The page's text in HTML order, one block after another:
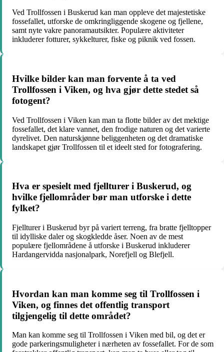
Ved Trollfossen i Buskerud kan man oppleve det majestetiske
fossefallet, utforske de omkringliggende skogene og fjellene,
samt nyte vakre panoramautsikter. Populære aktiviteter
inkluderer fotturer, sykkelturer, fiske og piknik ved fossen.
Hvilke bilder kan man forvente å ta ved
Trollfossen i Viken, og hva gjør dette stedet så
fotogent?
Ved Trollfossen i Viken kan man ta flotte bilder av det mektige
fossefallet, det klare vannet, den frodige naturen og det varierte
dyrelivet. Den naturskjønne beliggenheten og det dramatiske
landskapet gjør Trollfossen til et ideelt sted for fotografering.
Hva er spesielt med fjellturer i Buskerud, og
hvilke fjellområder bør man utforske i dette
fylket?
Fjellturer i Buskerud byr på variert terreng, fra bratte fjelltopper
til idylliske daler og skogkledde åser. Noen av de mest
populære fjellområdene å utforske i Buskerud inkluderer
Hardangervidda nasjonalpark, Norefjell og Blefjell.
Hvordan kan man komme seg til Trollfossen i
Viken, og finnes det offentlig transport
tilgjengelig til dette området?
Man kan komme seg til Trollfossen i Viken med bil, og det er
gode parkeringsmuligheter i nærheten av fossefallet. For de som